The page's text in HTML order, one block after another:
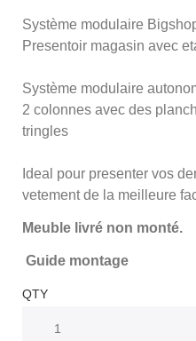
Système modulaire
Presentoir magasin avec
Système modulaire
2 colonnes avec des
tringles
Ideal pour presenter vos
vetement de la meilleure
Meuble livré non monté.
Guide montage
QTY